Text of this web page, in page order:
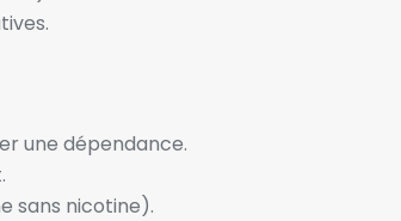
une dépendance.
sans nicotine).